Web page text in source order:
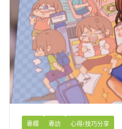
專欄 專訪 心得/技巧分享